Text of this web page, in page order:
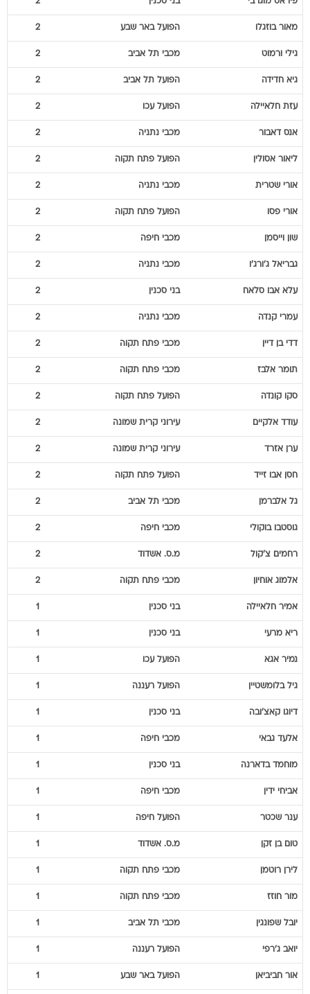
מאור בוזגלו הפועל באר שבע 2
גילי ורמוט מכבי תל אביב 2
גיא חדידה הפועל תל אביב 2
עזת חלאיילה הפועל עכו 2
אנס דאבור מכבי נתניה 2
ליאור אסולין הפועל פתח תקוה 2
אורי שטרית מכבי נתניה 2
אורי פסו הפועל פתח תקוה 2
שון וייסמן מכבי חיפה 2
גבריאל ג'ורג'ו מכבי נתניה 2
עלא אבו סלאח בני סכנין 2
עמרי קנדה מכבי נתניה 2
דדי בן דיין מכבי פתח תקוה 2
תומר אלבז מכבי פתח תקוה 2
סקו קונדה הפועל פתח תקוה 2
עודד אלקיים עירוני קרית שמונה 2
ערן אזרד עירוני קרית שמונה 2
חסן אבו זייד הפועל פתח תקוה 2
גל אלברמן מכבי תל אביב 2
גוסטבו בוקולי מכבי חיפה 2
רחמים צ'קול מ.ס. אשדוד 2
אלמוג אוחיון מכבי פתח תקוה 2
אמיר חלאיילה בני סכנין 1
ריא מרעי בני סכנין 1
נמיר אגא הפועל עכו 1
גיל בלומשטיין הפועל רעננה 1
דיוגו קאצ'ובה בני סכנין 1
אלעד גבאי מכבי חיפה 1
מוחמד בדארנה בני סכנין 1
אביחי ידין מכבי חיפה 1
ענר שכטר הפועל חיפה 1
טום בן זקן מ.ס. אשדוד 1
לירן רוטמן מכבי פתח תקוה 1
מור חוזז מכבי פתח תקוה 1
יובל שפונגין מכבי תל אביב 1
יואב ג'רפי הפועל רעננה 1
אור חביביאן הפועל באר שבע 1